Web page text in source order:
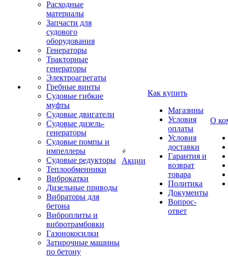
Расходные
материалы
Запчасти для
судового
оборудования
Генераторы
Тракторные
генераторы
Электроагрегаты
Гребные винты
Судовые гибкие
муфты
Судовые двигатели
Судовые дизель-
генераторы
Судовые помпы и
импеллеры
Судовые редукторы
Теплообменники
Виброкатки
Дизельные приводы
Вибраторы для
бетона
Виброплиты и
вибротрамбовки
Газонокосилки
Затирочные машины
по бетону
Акции
Как купить
Магазины
Условия
оплаты
Условия
доставки
Гарантия и
возврат
товара
Политика
Документы
Вопрос-
ответ
О